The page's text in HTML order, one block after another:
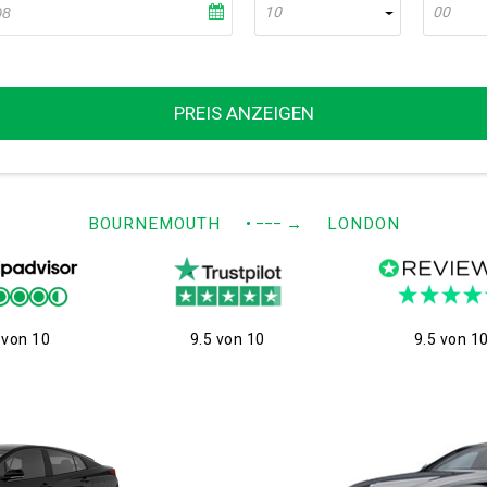
10 00
PREIS ANZEIGEN
BOURNEMOUTH • −−− → LONDON
10 9.5 von 10 9.5 von